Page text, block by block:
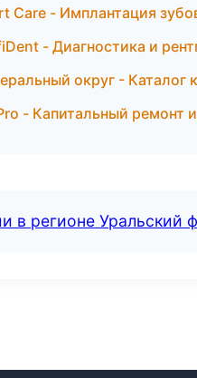
Care - Имплантация
- Диагностика и
округ - Каталог
- Капитальный ремонт
в регионе Уральский